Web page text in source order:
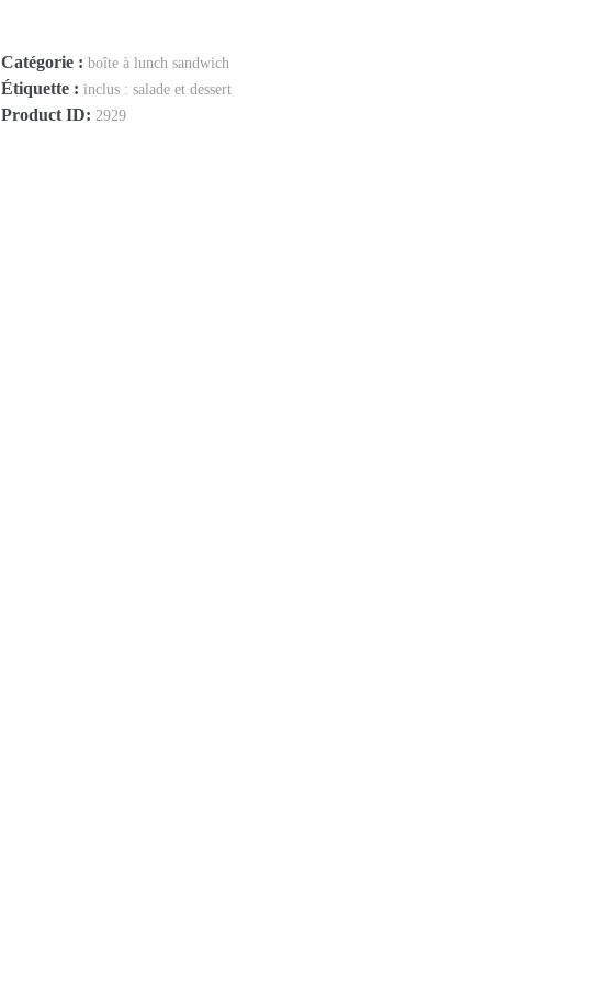
Catégorie : boîte à lunch sandwich
Étiquette : inclus : salade et dessert
Product ID: 2929